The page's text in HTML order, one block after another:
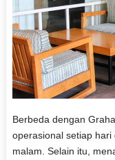
Berbeda dengan
operasional setiap hari
malam. Selain itu,